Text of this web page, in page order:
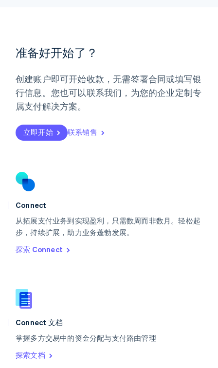
准备好开始了？
创建账户即可开始收款，无需签署合同或填写银
行信息。您也可以联系我们，为您的企业定制专
属支付解决方案。
立即开始 联系销售
Connect
从拓展支付业务到实现盈利，只需数周而非数月。轻松起
步，持续扩展，助力业务蓬勃发展。
探索 Connect
Connect 文档
掌握多方交易中的资金分配与支付路由管理
探索文档
挪威
葡萄牙
Português English
日本
日本語English
瑞典
瑞士
DeutschFrançais
English
斯洛文尼亚
泰国
ไทยEnglish
希腊
English
西班牙
新西兰
English
匈牙利
English
ItalianoEnglish
印度
English